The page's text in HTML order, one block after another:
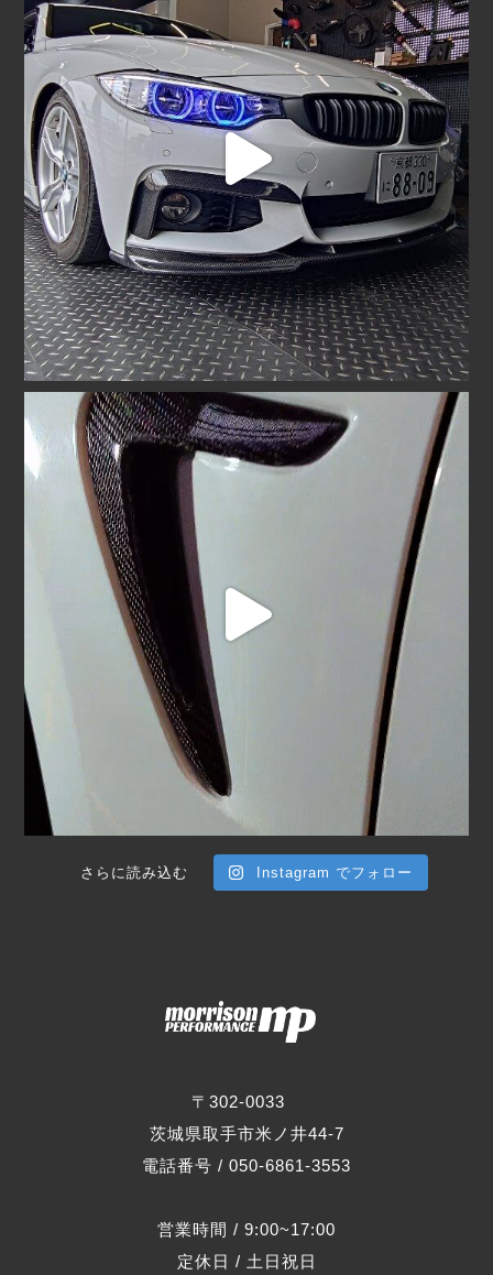
〒302-0033
茨城県取手市米ノ井44-7
電話番号 / 050-6861-3553
営業時間 / 9:00~17:00
定休日 / 土日祝日
さらに読み込む Instagram でフォロー